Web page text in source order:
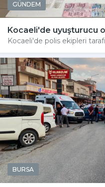
GÜNDEM
Kocaeli'de uyuşturucu
Kocaeli'de polis ekipleri
BURSA